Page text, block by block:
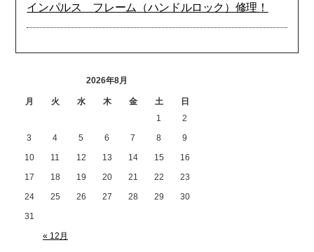
インパルス フレーム（ハンドルロック）修理！
2026年8月
月 火 水 木 金 土 日
« 12月
1
2
3
4 5 6 7 8
9
10
11 12 13 14 15
16
17
18 19 20 21 22
23
24
25 26 27 28 29
30
31